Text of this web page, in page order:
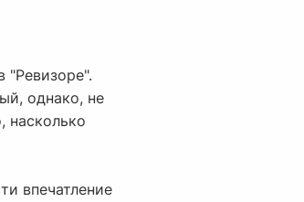
"Ревизоре".
однако, не
насколько
впечатление